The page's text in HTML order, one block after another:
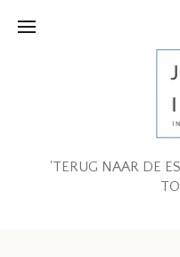
'TERUG NAAR DE